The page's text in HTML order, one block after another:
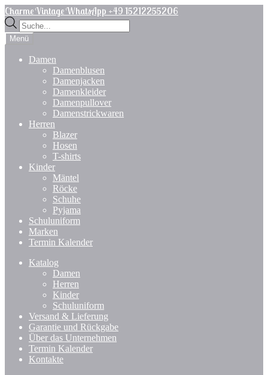
Zur
Navigation
springen
Zum
Inhalt
springen
Charme Vintage WhatsApp +49 15212255206
Products
search
Menü
Damen
Damenblusen
Damenjacken
Damenkleider
Damenpullover
Damenstrickwaren
Herren
Blazer
Hosen
T-shirts
Kinder
Mäntel
Röcke
Schuhe
Pyjama
Schuluniform
Marken
Termin Kalender
Katalog
Damen
Herren
Kinder
Schuluniform
Versand & Lieferung
Garantie und Rückgabe
Über das Unternehmen
Termin Kalender
Kontakte